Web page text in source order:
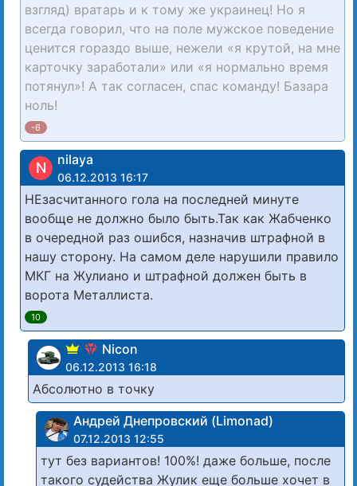
взгляд) вратарь и к тому же украинец! Но я
всегда говорил, что на поле мужское поведение
ценится гораздо выше, нежели «я крутой, на мне
карточку заработали» или «я нормально время
потянул»! А так согласен, спас команду! Базара
ноль!
-6
N nilaya
06.12.2013 16:17
НЕзасчитанного гола на последней минуте
вообще не должно было быть.Так как Жабченко
в очередной раз ошибся, назначив штрафной в
нашу сторону. На самом деле нарушили правило
МКГ на Жулиано и штрафной должен быть в
ворота Металлиста.
10
Nicon
06.12.2013 16:18
Абсолютно в точку
Андрей Днепровский (Limonad)
07.12.2013 12:55
тут без вариантов! 100%! даже больше, после
такого судейства Жулик еще больше хочет в